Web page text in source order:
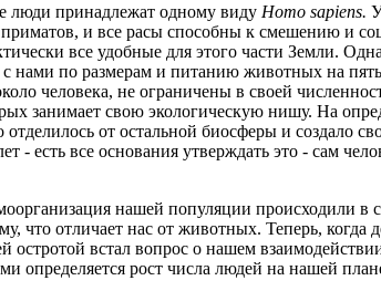
люди принадлежат одному виду Homo sapiens.
и все расы способны к смешению и
все удобные для этого части Земли.
по размерам и питанию животных на пять
человека, не ограничены в своей
занимает свою экологическую нишу. На
отделилось от остальной биосферы и создало
- есть все основания утверждать это - сам
нашей популяции происходили в
что отличает нас от животных. Теперь, когда
остротой встал вопрос о нашем
определяется рост числа людей на нашей